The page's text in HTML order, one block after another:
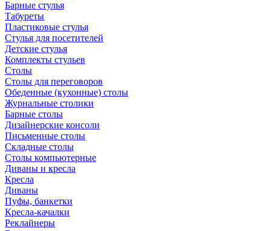
Барные стулья
Табуреты
Пластиковые стулья
Стулья для посетителей
Детские стулья
Комплекты стульев
Столы
Столы для переговоров
Обеденные (кухонные) столы
Журнальные столики
Барные столы
Дизайнерские консоли
Письменные столы
Складные столы
Столы компьютерные
Диваны и кресла
Кресла
Диваны
Пуфы, банкетки
Кресла-качалки
Реклайнеры